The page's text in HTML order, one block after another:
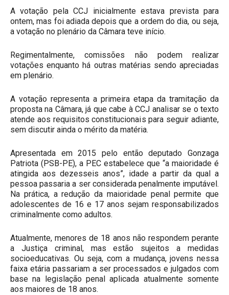
A votação pela CCJ inicialmente estava prevista para
ontem, mas foi adiada depois que a ordem do dia, ou seja,
a votação no plenário da Câmara teve início.
Regimentalmente, comissões não podem realizar
votações enquanto há outras matérias sendo apreciadas
em plenário.
A votação representa a primeira etapa da tramitação da
proposta na Câmara, já que cabe à CCJ analisar se o texto
atende aos requisitos constitucionais para seguir adiante,
sem discutir ainda o mérito da matéria.
Apresentada em 2015 pelo então deputado Gonzaga
Patriota (PSB-PE), a PEC estabelece que “a maioridade é
atingida aos dezesseis anos”, idade a partir da qual a
pessoa passaria a ser considerada penalmente imputável.
Na prática, a redução da maioridade penal permite que
adolescentes de 16 e 17 anos sejam responsabilizados
criminalmente como adultos.
Atualmente, menores de 18 anos não respondem perante
a Justiça criminal, mas estão sujeitos a medidas
socioeducativas. Ou seja, com a mudança, jovens nessa
faixa etária passariam a ser processados e julgados com
base na legislação penal aplicada atualmente somente
aos maiores de 18 anos.